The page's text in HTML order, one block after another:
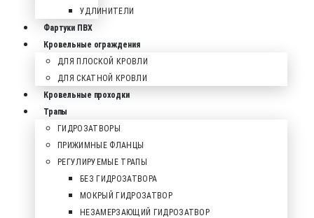
УДЛИНИТЕЛИ
Фартуки ПВХ
Кровельные ограждения
ДЛЯ ПЛОСКОЙ КРОВЛИ
ДЛЯ СКАТНОЙ КРОВЛИ
Кровельные проходки
Трапы
ГИДРОЗАТВОРЫ
ПРИЖИМНЫЕ ФЛАНЦЫ
РЕГУЛИРУЕМЫЕ ТРАПЫ
БЕЗ ГИДРОЗАТВОРА
МОКРЫЙ ГИДРОЗАТВОР
НЕЗАМЕРЗАЮЩИЙ ГИДРОЗАТВОР